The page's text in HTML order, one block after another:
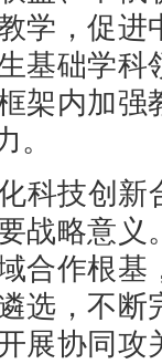
学，促
基础学
架内加
。
科技创新
战略意
合作根
选，不
展协同